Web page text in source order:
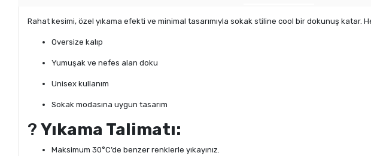
Rahat kesimi, özel yıkama efekti ve minimal tasarımıyla sokak stiline cool bir dokunuş
Oversize kalıp
Yumuşak ve nefes alan doku
Unisex kullanım
Sokak modasına uygun tasarım
?Yıkama Talimatı:
Maksimum 30°C’de benzer renklerle yıkayınız.